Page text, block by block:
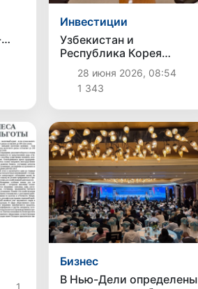
Инвестиции
Узбекистан и
Республика Корея
расширяют
инвестиционное
партнерство:
стратегические
договоренности
28 июня 2026, 08:54
1 343
1
Бизнес
В Нью-Дели определены